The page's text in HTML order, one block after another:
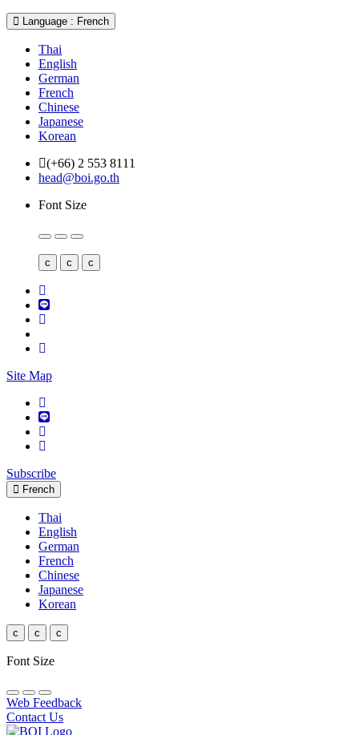
Language : French
Thai
English
German
French
Chinese
Japanese
Korean
(+66) 2 553 8111
head@boi.go.th
Font Size
c c c
Site Map
Subscribe
French
Thai
English
German
French
Chinese
Japanese
Korean
c c c
Font Size
Web Feedback
Contact Us